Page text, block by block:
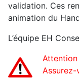
validation. Ces
animation du
L’équipe EH